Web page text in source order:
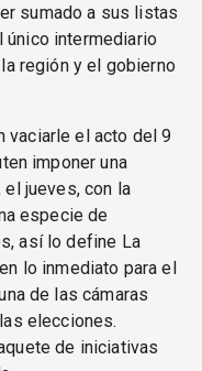
sumado a sus listas
único intermediario
región y el gobierno
vaciarle el acto del 9
imponer una
jueves, con la
especie de
así lo define La
lo inmediato para el
de las cámaras
elecciones.
de iniciativas